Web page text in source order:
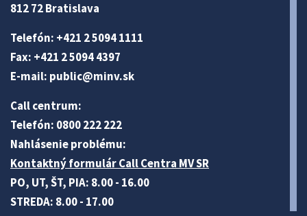
812 72 Bratislava
Telefón: +421 2 5094 1111
Fax: +421 2 5094 4397
E-mail: public@minv.sk
Call centrum:
Telefón: 0800 222 222
Nahlásenie problému:
Kontaktný formulár Call Centra MV SR
PO, UT, ŠT, PIA: 8.00 - 16.00
STREDA: 8.00 - 17.00